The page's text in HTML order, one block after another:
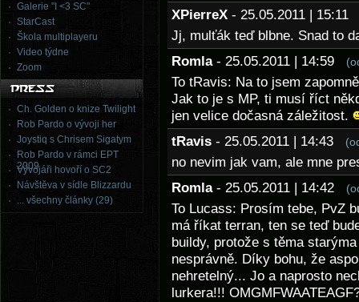
Galerie "I <3 SC"
StarCast
Škola multiplayeru
Video týdne
Zoom
Ch. Golden o knize Twilight
Rob Pardo o vývoji her
Joystiq s Chrisem Sigatym
Rob Pardo v rámci EPT
2009
Vývojáři hovoří o SC2
Návštěva v sídle Blizzardu
... všechny články (29)
XPierreX - 25.05.2011 |
Jj, mulťák teď blbne. Snad to
Romla - 25.05.2011 | 14:59
To tRavis: Na to jsem
Jak to je s MP, ti musí říct
jen velice dočasná záležitost.
tRavis - 25.05.2011 | 14:43
no nevim jak vam, ale mne
Romla - 25.05.2011 | 14:42
To Lucass: Prosím tebe, PvZ
má říkat terran, ten se teď
buildy, protože s těma
nesprávně. Díky bohu, že
nehretelný... Jo a naprosto
lurkera!!!